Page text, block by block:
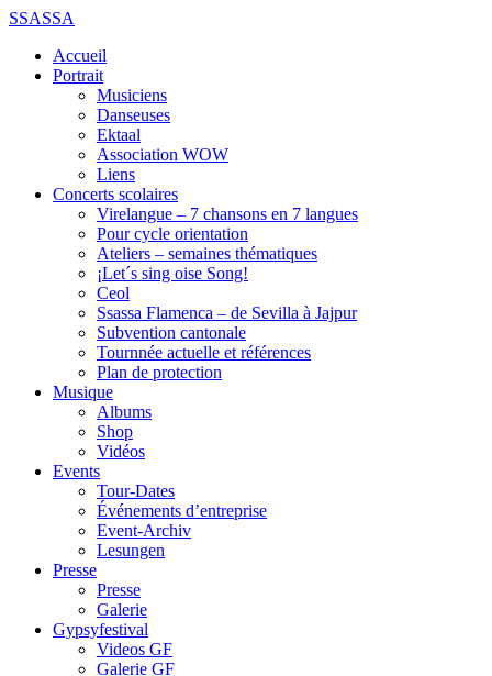
SSASSA
Accueil
Portrait
Musiciens
Danseuses
Ektaal
Association WOW
Liens
Concerts scolaires
Virelangue – 7 chansons en 7 langues
Pour cycle orientation
Ateliers – semaines thématiques
¡Let´s sing oise Song!
Ceol
Ssassa Flamenca – de Sevilla à Jajpur
Subvention cantonale
Tournnée actuelle et références
Plan de protection
Musique
Albums
Shop
Vidéos
Events
Tour-Dates
Événements d’entreprise
Event-Archiv
Lesungen
Presse
Presse
Galerie
Gypsyfestival
Videos GF
Galerie GF